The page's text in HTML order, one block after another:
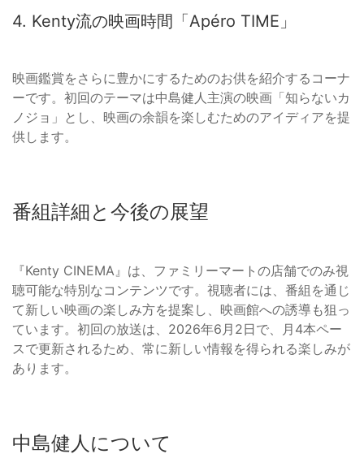
4. Kenty流の映画時間「Apéro TIME」
映画鑑賞をさらに豊かにするためのお供を紹介するコーナ
ーです。初回のテーマは中島健人主演の映画「知らないカ
ノジョ」とし、映画の余韻を楽しむためのアイディアを提
供します。
番組詳細と今後の展望
『Kenty CINEMA』は、ファミリーマートの店舗でのみ視
聴可能な特別なコンテンツです。視聴者には、番組を通じ
て新しい映画の楽しみ方を提案し、映画館への誘導も狙っ
ています。初回の放送は、2026年6月2日で、月4本ペー
スで更新されるため、常に新しい情報を得られる楽しみが
あります。
中島健人について